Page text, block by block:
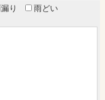
り
雨どい